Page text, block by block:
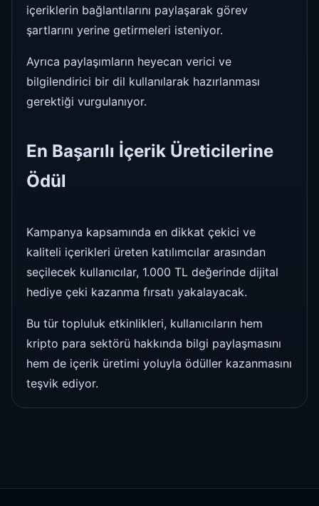
içeriklerin bağlantılarını paylaşarak görev
şartlarını yerine getirmeleri isteniyor.
Ayrıca paylaşımların heyecan verici ve
bilgilendirici bir dil kullanılarak hazırlanması
gerektiği vurgulanıyor.
En Başarılı İçerik Üreticilerine
Ödül
Kampanya kapsamında en dikkat çekici ve
kaliteli içerikleri üreten katılımcılar arasından
seçilecek kullanıcılar, 1.000 TL değerinde dijital
hediye çeki kazanma fırsatı yakalayacak.
Bu tür topluluk etkinlikleri, kullanıcıların hem
kripto para sektörü hakkında bilgi paylaşmasını
hem de içerik üretimi yoluyla ödüller kazanmasını
teşvik ediyor.